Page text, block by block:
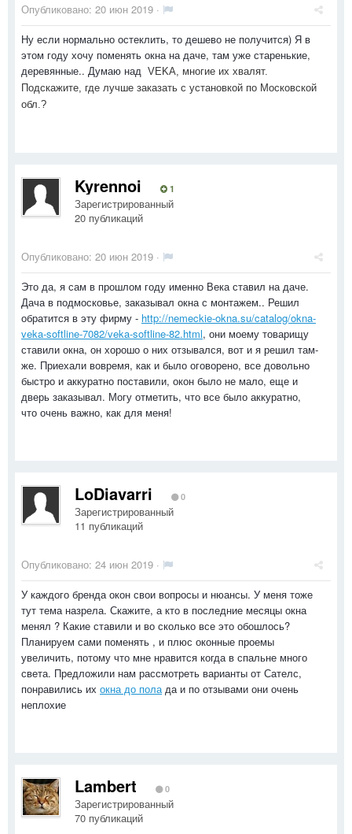
Опубликовано: 20 июн 2019 ·
Ну если нормально остеклить, то дешево не получится) Я в
этом году хочу поменять окна на даче, там уже старенькие,
деревянные.. Думаю над VEKA, многие их хвалят.
Подскажите, где лучше заказать с установкой по Московской
обл.?
Kyrennoi 1
Зарегистрированный
20 публикаций
Опубликовано: 20 июн 2019 ·
Это да, я сам в прошлом году именно Века ставил на даче.
Дача в подмосковье, заказывал окна с монтажем.. Решил
обратится в эту фирму - http://nemeckie-okna.su/catalog/okna-
veka-softline-7082/veka-softline-82.html, они моему товарищу
ставили окна, он хорошо о них отзывался, вот и я решил там-
же. Приехали вовремя, как и было оговорено, все довольно
быстро и аккуратно поставили, окон было не мало, еще и
дверь заказывал. Могу отметить, что все было аккуратно,
что очень важно, как для меня!
LoDiavarri 0
Зарегистрированный
11 публикаций
Опубликовано: 24 июн 2019 ·
У каждого бренда окон свои вопросы и нюансы. У меня тоже
тут тема назрела. Скажите, а кто в последние месяцы окна
менял ? Какие ставили и во сколько все это обошлось?
Планируем сами поменять , и плюс оконные проемы
увеличить, потому что мне нравится когда в спальне много
света. Предложили нам рассмотреть варианты от Сателс,
понравились их окна до полада и по отзывами они очень
неплохие
Lambert 0
Зарегистрированный
70 публикаций